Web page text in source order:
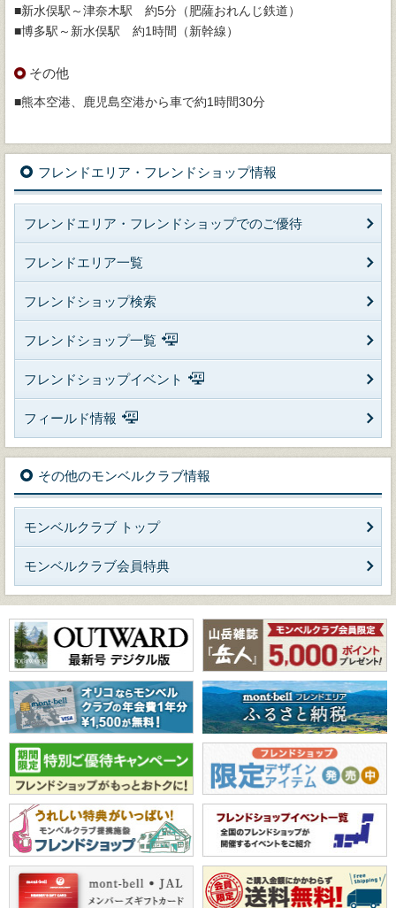
■新水俣駅～津奈木駅 約5分（肥薩おれんじ鉄道）
■博多駅～新水俣駅 約1時間（新幹線）
その他
■熊本空港、鹿児島空港から車で約1時間30分
フレンドエリア・フレンドショップ情報
フレンドエリア・フレンドショップでのご優待
フレンドエリア一覧
フレンドショップ検索
フレンドショップ一覧
フレンドショップイベント
フィールド情報
その他のモンベルクラブ情報
モンベルクラブ トップ
モンベルクラブ会員特典